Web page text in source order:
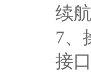
续航
7、操
接口